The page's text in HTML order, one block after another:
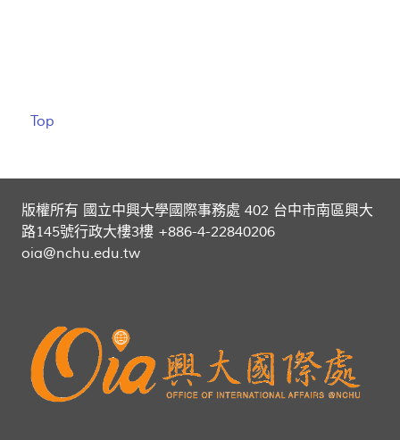
Top
版權所有 國立中興大學國際事務處 402 台中市南區興大
路145號行政大樓3樓 +886-4-22840206
oia@nchu.edu.tw